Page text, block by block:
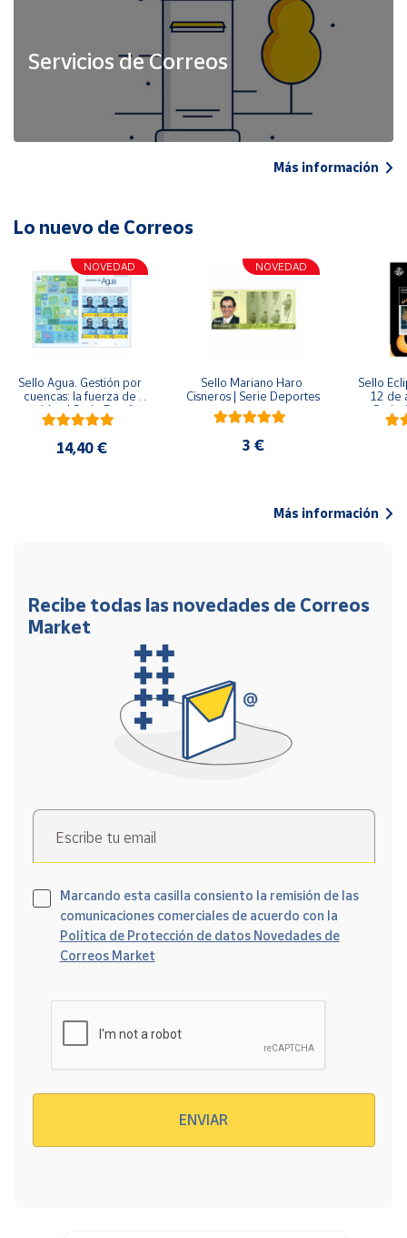
Servicios de Correos
Más información
Lo nuevo de Correos
NOVEDAD
Sello Agua. Gestión por
cuencas: la fuerza de
una idea.| Serie España
ES| Pliego Premium
14,40 €
NOVEDAD
Sello Mariano Haro
Cisneros | Serie Deportes
3 €
Sello
12 de
Serie
Más información
Recibe todas las novedades de Correos
Market
Escribe tu email
Marcando esta casilla consiento la remisión de las
comunicaciones comerciales de acuerdo con la
Política de Protección de datos Novedades de
Correos Market
ENVIAR